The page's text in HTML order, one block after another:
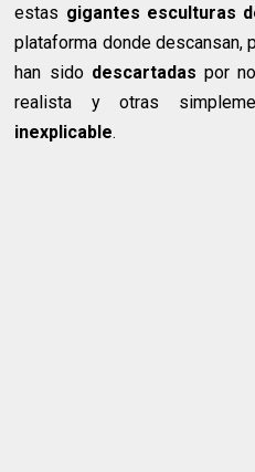
estas gigantes esculturas
plataforma donde descansan,
han sido descartadas por
realista y otras
inexplicable.